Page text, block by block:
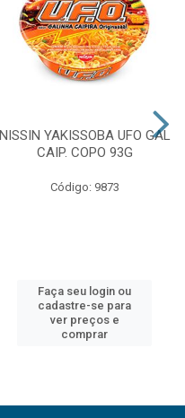
NISSIN YAKISSOBA UFO GAL
CAIP. COPO 93G
Código: 9873
Faça seu login ou
cadastre-se para
ver preços e
comprar